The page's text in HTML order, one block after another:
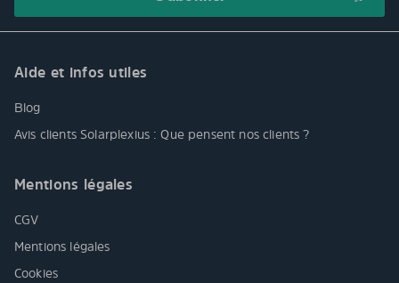
Aide et infos utiles
Blog
Avis clients Solarplexius : Que pensent nos clients ?
Mentions légales
CGV
Mentions légales
Cookies